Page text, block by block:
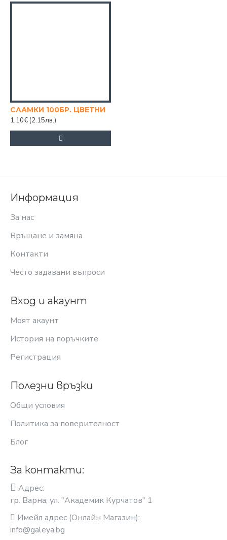
СЛАМКИ 100БР. ЦВЕТНИ
1.10€ (2.15лв.)
Информация
За нас
Връщане и замяна
Контакти
Често задавани въпроси
Вход и акаунт
Моят акаунт
История на поръчките
Регистрация
Полезни връзки
Общи условия
Политика за поверителност
Блог
За контакти:
Адрес:
гр. Варна, ул. "Академик Курчатов" 1
Имейл адрес (Онлайн Магазин):
info@galeya.bg